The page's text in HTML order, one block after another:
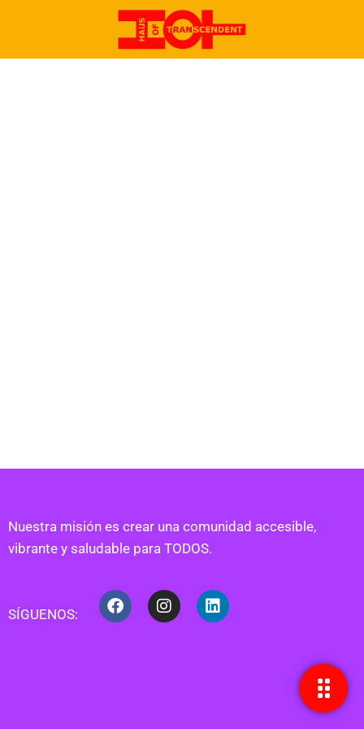
Nuestra misión es crear una comunidad accesible,
vibrante y saludable para TODOS.
SÍGUENOS: